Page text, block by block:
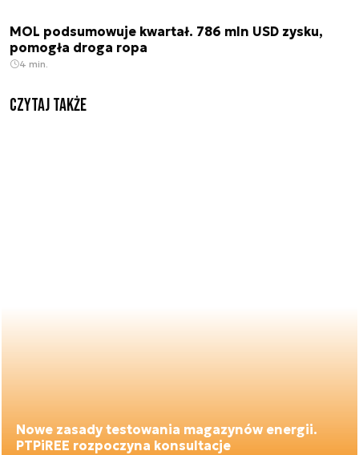
MOL podsumowuje kwartał. 786 mln USD zysku,
pomogła droga ropa
4 min.
Czytaj także
Nowe zasady testowania magazynów energii.
PTPiREE rozpoczyna konsultacje